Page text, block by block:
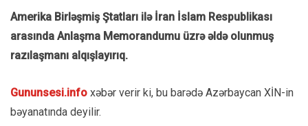
Amerika Birləşmiş Ştatları ilə İran İslam Respublikası
arasında Anlaşma Memorandumu üzrə əldə olunmuş
razılaşmanı alqışlayırıq.
Gununsesi.info xəbər verir ki, bu barədə Azərbaycan XİN-in
bəyanatında deyilir.